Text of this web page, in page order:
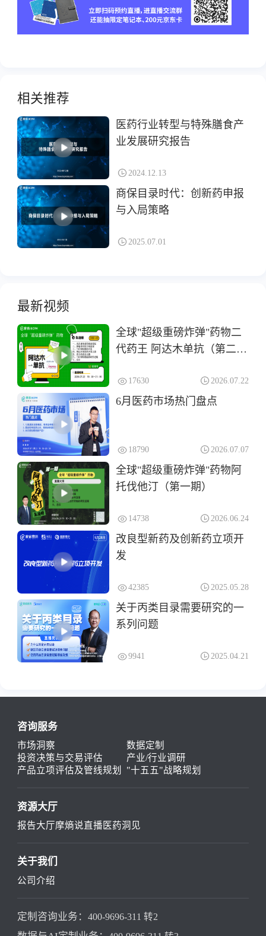
相关推荐
医药行业转型与特殊膳食产
业发展研究报告
2024.12.13
商保目录时代：创新药申报
与入局策略
2025.07.01
最新视频
全球"超级重磅炸弹"药物二
代药王 阿达木单抗（第二
17630 2026.07.22
6月医药市场热门盘点
18790 2026.07.07
全球"超级重磅炸弹"药物阿
托伐他汀（第一期）
14738 2026.06.24
改良型新药及创新药立项开
发
42385 2025.05.28
关于丙类目录需要研究的一
系列问题
9941 2025.04.21
咨询服务
市场洞察
数据定制
投资决策与交易评估
产业/行业调研
产品立项评估及管线规划
"十五五"战略规划
资源大厅
报告大厅摩熵说直播 医药洞见
关于我们
公司介绍
定制咨询业务： 400-9696-311 转2